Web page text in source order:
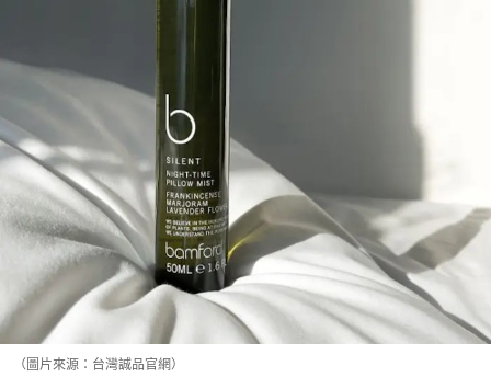
（圖片來源：台灣誠品官網）